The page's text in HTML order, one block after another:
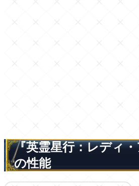
『英霊星行：レディ
の性能